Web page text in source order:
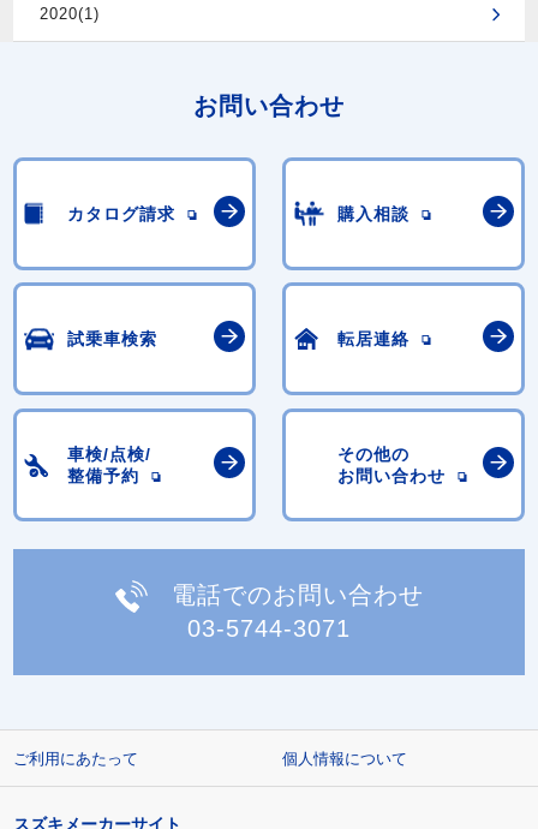
2020(1)
お問い合わせ
カタログ請求 購入相談
試乗車検索 転居連絡
車検/点検/
整備予約
その他の
お問い合わせ
電話でのお問い合わせ
03-5744-3071
ご利用にあたって 個人情報について
スズキメーカーサイト